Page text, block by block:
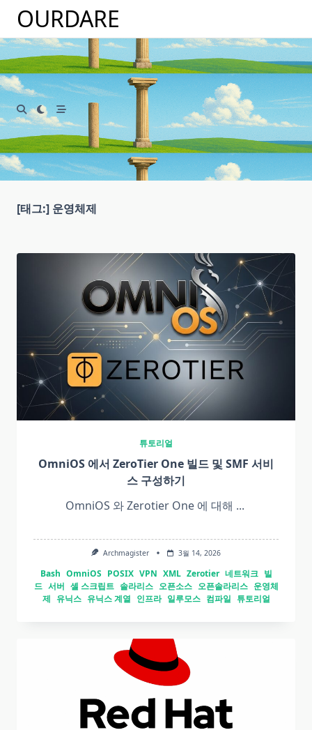
Skip
content
OURDARE
[태그:] 운영체제
튜토리얼
OmniOS 에서 ZeroTier One 빌드 및 SMF 서비
스 구성하기
OmniOS 와 Zerotier One 에 대해 ...
Archmagister 3월 14, 2026
Bash OmniOS POSIX VPN XML Zerotier 네트워크 빌
드 서버 셸 스크립트 솔라리스 오픈소스 오픈솔라리스 운영체
제 유닉스 유닉스 계열 인프라 일루모스 컴파일 튜토리얼